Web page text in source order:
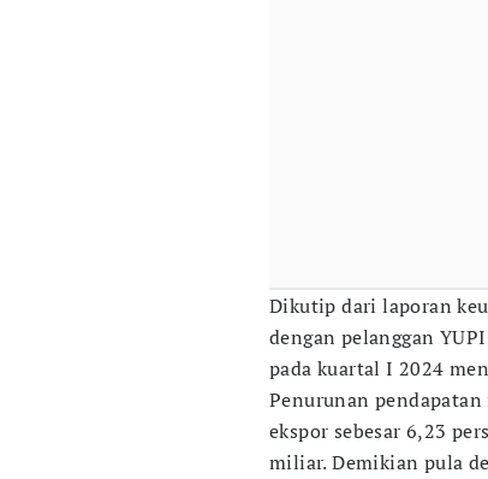
Dikutip dari laporan
dengan pelanggan
pada kuartal I 2024
Penurunan
ekspor sebesar 6,23
miliar. Demikian pula